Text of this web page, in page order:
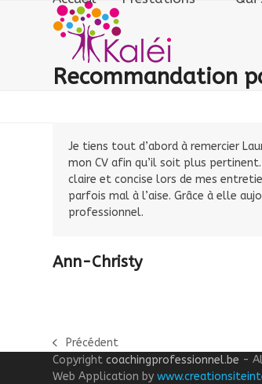
Recommandation
Je tiens tout d’abord à remercier
mon CV afin qu’il soit plus
claire et concise lors de mes
parfois mal à l’aise. Grâce à elle
professionnel.
Ann-Christy
previous
post:
Précédent
Copyrightcoachingprofessionnel.be -
Web Application by